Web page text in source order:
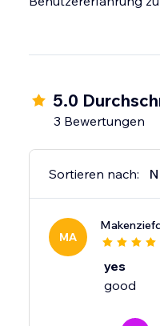
5.0
3 Bewertungen
Sortieren nach:
MA
yes
good